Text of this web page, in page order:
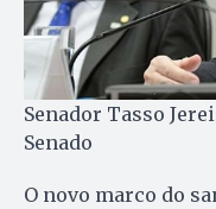
Senador Tasso
Senado
O novo marco do